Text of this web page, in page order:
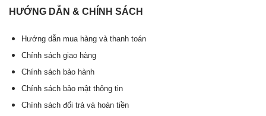
HƯỚNG DẪN & CHÍNH SÁCH
Hướng dẫn mua hàng và thanh toán
Chính sách giao hàng
Chính sách bảo hành
Chính sách bảo mật thông tin
Chính sách đổi trả và hoàn tiền